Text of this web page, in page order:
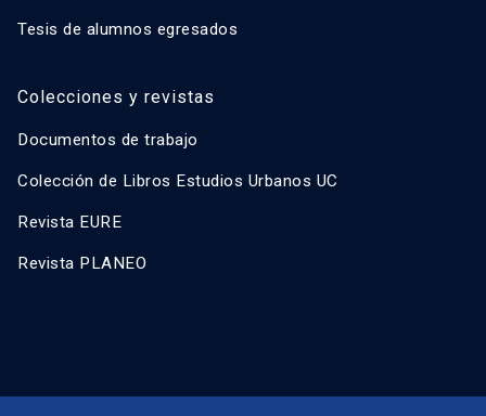
Tesis de alumnos egresados
Colecciones y revistas
Documentos de trabajo
Colección de Libros Estudios Urbanos UC
Revista EURE
Revista PLANEO